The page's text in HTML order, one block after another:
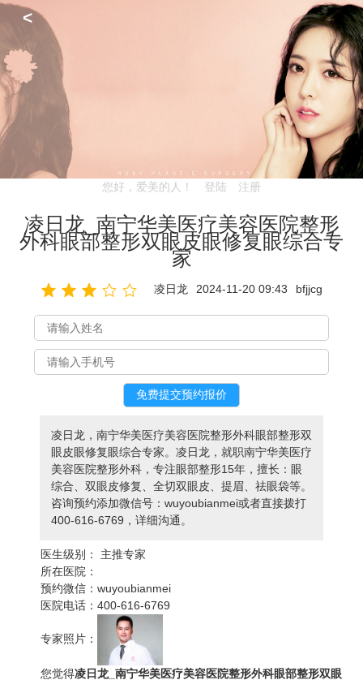
<
您好，爱美的人！ 登陆 注册
凌日龙_南宁华美医疗美容医院整形
外科眼部整形双眼皮眼修复眼综合专
家
凌日龙 2024-11-20 09:43 bfjjcg
凌日龙，南宁华美医疗美容医院整形外科眼部整形双
眼皮眼修复眼综合专家。凌日龙，就职南宁华美医疗
美容医院整形外科，专注眼部整形15年，擅长：眼
综合、双眼皮修复、全切双眼皮、提眉、祛眼袋等。
咨询预约添加微信号：wuyoubianmei或者直接拨打
400-616-6769，详细沟通。
医生级别：
主推专家
所在医院：
预约微信：wuyoubianmei
医院电话：400-616-6769
专家照片：
您觉得凌日龙_南宁华美医疗美容医院整形外科眼部整形双眼